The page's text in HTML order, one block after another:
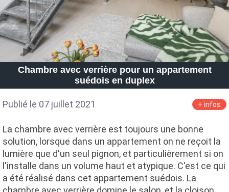
Chambre avec verrière pour un appartement
suédois en duplex
Publié le 07 juillet 2021 + infos
La chambre avec verrière est toujours une bonne
solution, lorsque dans un appartement on ne reçoit la
lumière que d'un seul pignon, et particulièrement si on
l'installe dans un volume haut et atypique. C'est ce qui
a été réalisé dans cet appartement suédois. La